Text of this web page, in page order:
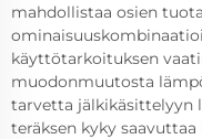
mahdollistaa osien
käyttötarkoituksen
muodonmuutosta
tarvetta
teräksen kyky